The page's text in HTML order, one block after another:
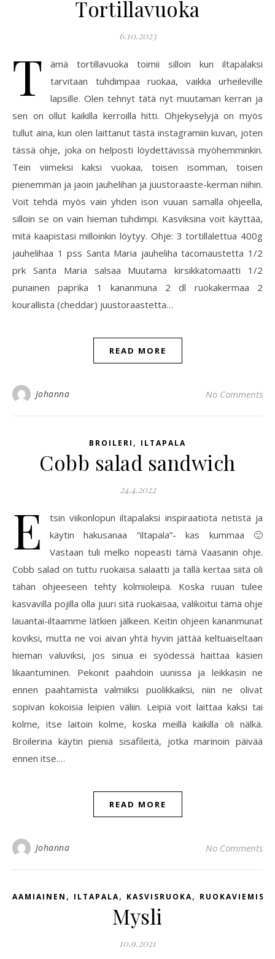
Tortillavuoka
6.10.2023
T
ämä tortillavuoka toimii silloin kun iltapalaksi
tarvitaan tuhdimpaa ruokaa, vaikka urheileville
lapsille. Olen tehnyt tätä nyt muutaman kerran ja
sen on ollut kaikilla kerroilla hitti. Ohjekyselyjä on myös
tullut aina, kun olen laittanut tästä instagramiin kuvan, joten
tässä ohje, joka on helposti löydettävissä myöhemminkin.
Tein viimeksi kaksi vuokaa, toisen isomman, toisen
pienemmän ja jaoin jauhelihan ja juustoraaste-kerman niihin.
Voit tehdä myös vain yhden ison vuuan samalla ohjeella,
silloin se on vain hieman tuhdimpi. Kasviksina voit käyttää,
mitä kaapistasi milloinkin löytyy. Ohje: 3 tortillalettua 400g
jauhelihaa 1 pss Santa Maria jauheliha tacomaustetta 1/2
prk Santa Maria salsaa Muutama kirsikkatomaatti 1/2
punainen paprika 1 kananmuna 2 dl ruokakermaa 2
kourallista (cheddar) juustoraastetta…
READ MORE
Johanna No Comments
BROILERI , ILTAPALA
Cobb salad sandwich
24.4.2022
E
tsin viikonlopun iltapalaksi inspiraatiota netistä ja
käytin hakusanaa ”iltapala”- kas kummaa 🙂
Vastaan tuli melko nopeasti tämä Vaasanin ohje.
Cobb salad on tuttu ruokaisa salaatti ja tällä kertaa siitä oli
tähän ohjeeseen tehty kolmioleipä. Koska ruuan tulee
kasvavilla pojilla olla juuri sitä ruokaisaa, valikoitui tämä ohje
lauantai-iltaamme lätkien jälkeen. Keitin ohjeen kananmunat
koviksi, mutta ne voi aivan yhtä hyvin jättää keltuaiseltaan
hieman valuviksi, jos sinua ei syödessä haittaa käsien
likaantuminen. Pekonit paahdoin uunissa ja leikkasin ne
ennen paahtamista valmiiksi puolikkaiksi, niin ne olivat
sopivan kokoisia leipien väliin. Leipiä voit laittaa kaksi tai
kolme, itse laitoin kolme, koska meillä kaikilla oli nälkä.
Broilerina käytin pieniä sisäfileitä, jotka marinoin päivää
ennen itse.…
READ MORE
Johanna No Comments
AAMIAINEN , ILTAPALA, KASVISRUOKA,
Mysli
10.9.2021